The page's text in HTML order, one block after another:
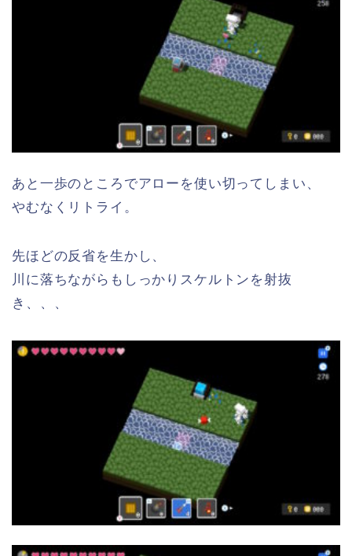
あと一歩のところでアローを使い切ってしまい、
やむなくリトライ。
先ほどの反省を生かし、
川に落ちながらもしっかりスケルトンを射抜
き、、、